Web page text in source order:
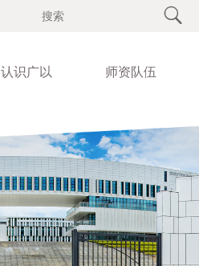

认识广以 师资队伍